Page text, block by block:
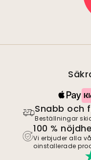
Snabb och
Beställningar
100 %
Vi erbjuder alla
oinstallerade